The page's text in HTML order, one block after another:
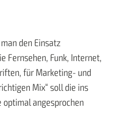
den Einsatz
Fernsehen, Funk, Internet,
für Marketing- und
Mix“ soll die ins
angesprochen